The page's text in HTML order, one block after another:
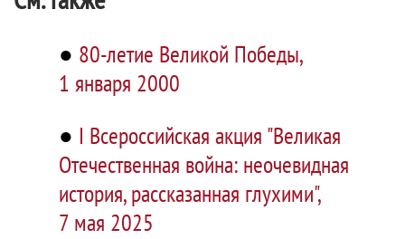
● 80-летие Великой Победы,
1 января 2000
● I Всероссийская акция "Великая
Отечественная война: неочевидная
история, рассказанная глухими",
7 мая 2025